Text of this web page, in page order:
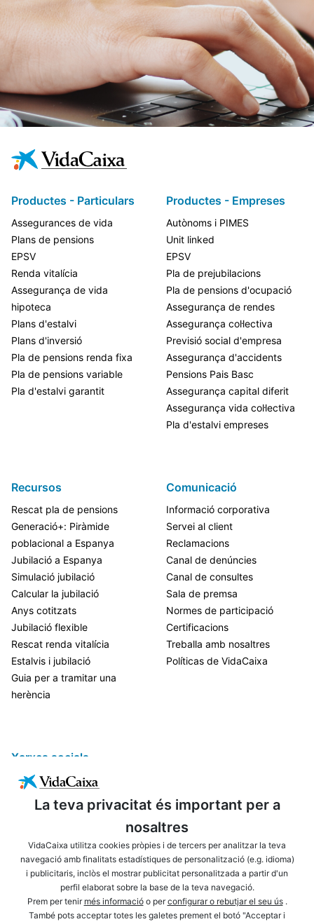
La teva privacitat és important per a
nosaltres
VidaCaixa utilitza cookies pròpies i de tercers per analitzar la teva
navegació amb finalitats estadístiques de personalització (e.g. idioma)
i publicitaris, inclòs el mostrar publicitat personalitzada a partir d'un
perfil elaborat sobre la base de la teva navegació.
Prem per tenir més informacióo perconfigurar o rebutjar el seu ús.
També pots acceptar totes les galetes prement el botó "Acceptar i
Productes - Particulars
Assegurances de vida
Plans de pensions
EPSV
Renda vitalícia
Assegurança de vida
hipoteca
Plans d'estalvi
Plans d'inversió
Pla de pensions renda fixa
Pla de pensions variable
Pla d'estalvi garantit
Productes - Empreses
Autònoms i PIMES
Unit linked
EPSV
Pla de prejubilacions
Pla de pensions d'ocupació
Assegurança de rendes
Assegurança col·lectiva
Previsió social d'empresa
Assegurança d'accidents
Pensions Pais Basc
Assegurança capital diferit
Assegurança vida col·lectiva
Pla d'estalvi empreses
Recursos
Rescat pla de pensions
Generació+: Piràmide
poblacional a Espanya
Jubilació a Espanya
Simulació jubilació
Calcular la jubilació
Anys cotitzats
Jubilació flexible
Rescat renda vitalícia
Estalvis i jubilació
Guia per a tramitar una
herència
Comunicació
Informació corporativa
Servei al client
Reclamacions
Canal de denúncies
Canal de consultes
Sala de premsa
Normes de participació
Certificacions
Treballa amb nosaltres
Políticas de VidaCaixa
Xarxes socials
ENLLAÇOS D'INTERÈS AVÍS LEGAL
PRIVACITAT POLÍTICA DE COOKIES